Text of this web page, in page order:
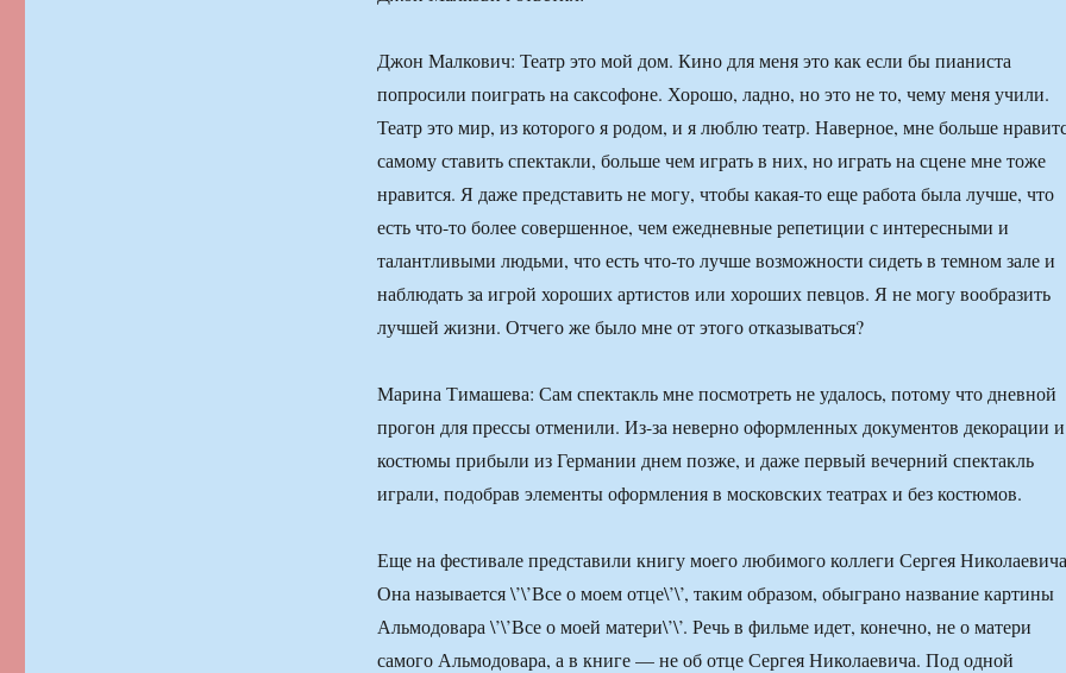
Джон Малкович: Театр это мой дом. Кино для меня это как если бы пианиста
попросили поиграть на саксофоне. Хорошо, ладно, но это не то, чему меня учили.
Театр это мир, из которого я родом, и я люблю театр. Наверное, мне больше
самому ставить спектакли, больше чем играть в них, но играть на сцене мне тоже
нравится. Я даже представить не могу, чтобы какая-то еще работа была лучше, что
есть что-то более совершенное, чем ежедневные репетиции с интересными и
талантливыми людьми, что есть что-то лучше возможности сидеть в темном зале и
наблюдать за игрой хороших артистов или хороших певцов. Я не могу вообразить
лучшей жизни. Отчего же было мне от этого отказываться?
Марина Тимашева: Сам спектакль мне посмотреть не удалось, потому что дневной
прогон для прессы отменили. Из-за неверно оформленных документов декорации и
костюмы прибыли из Германии днем позже, и даже первый вечерний спектакль
играли, подобрав элементы оформления в московских театрах и без костюмов.
Еще на фестивале представили книгу моего любимого коллеги Сергея
Она называется \’\’Все о моем отце\’\’, таким образом, обыграно название картины
Альмодовара \’\’Все о моей матери\’\’. Речь в фильме идет, конечно, не о матери
самого Альмодовара, а в книге — не об отце Сергея Николаевича. Под одной